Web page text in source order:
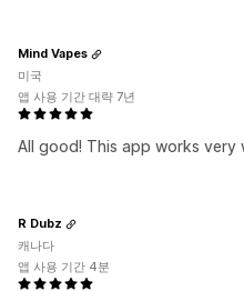
All good! This app works very
Mind Vapes
미국
앱 사용 기간 대략 7년
R Dubz
캐나다
앱 사용 기간 4분